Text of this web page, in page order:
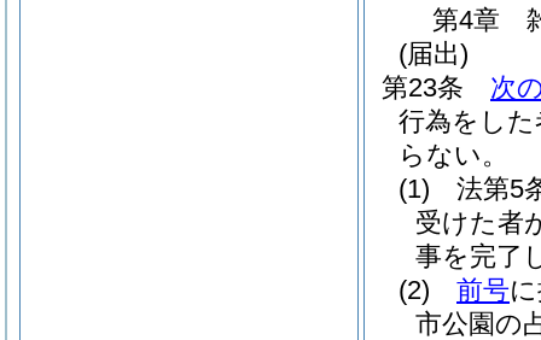
第4章
(届出)
第23条
次
行為をし
らない。
(1)
法第5
受けた者
事を完了
(2)
前号
市公園の